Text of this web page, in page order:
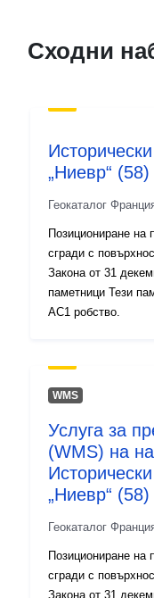
Тип:
Сходни
„Ниевр“ (58)
Геокаталог
Позициониране на
сгради с
Закона от 31
паметници Тези паметници генерират генератора на
AC1 робство.
WMS
Услуга за
(WMS) на
„Ниевр“ (58)
Геокаталог
Позициониране на
сгради с
Закона от 31